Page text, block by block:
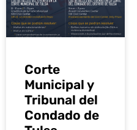
Corte
Municipal y
Tribunal del
Condado de